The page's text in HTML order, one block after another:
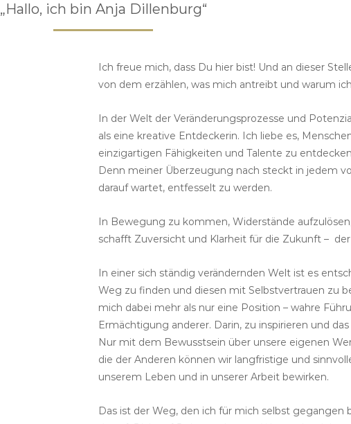
„Hallo, ich bin Anja Dillenburg“
Ich freue mich, dass Du hier bist! Und an dieser
von dem erzählen, was mich antreibt und warum
In der Welt der Veränderungsprozesse und
als eine kreative Entdeckerin. Ich liebe es,
einzigartigen Fähigkeiten und Talente zu
Denn meiner Überzeugung nach steckt in jedem
darauf wartet, entfesselt zu werden.
In Bewegung zu kommen, Widerstände
schafft Zuversicht und Klarheit für die Zukunft –
In einer sich ständig verändernden Welt ist es
Weg zu finden und diesen mit Selbstvertrauen zu
mich dabei mehr als nur eine Position – wahre
Ermächtigung anderer. Darin, zu inspirieren und
Nur mit dem Bewusstsein über unsere eigenen
die der Anderen können wir langfristige und
unserem Leben und in unserer Arbeit bewirken.
Das ist der Weg, den ich für mich selbst gegangen